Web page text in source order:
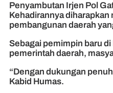
Penyambutan Irjen Pol
Kehadirannya diharapkan
pembangunan daerah
Sebagai pemimpin baru
pemerintah daerah,
“Dengan dukungan
Kabid Humas.